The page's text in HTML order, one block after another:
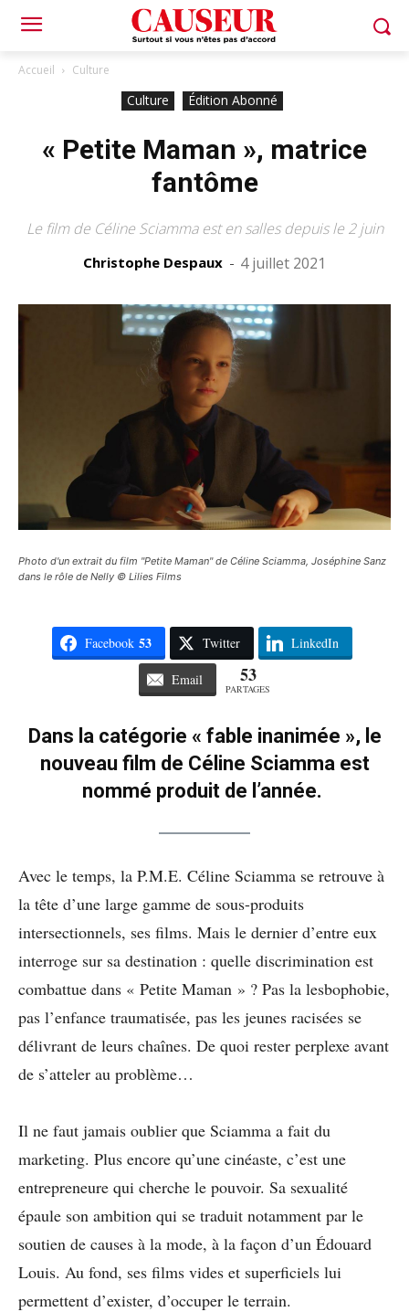
Accueil Culture
Culture Édition Abonné
« Petite Maman », matrice
fantôme
Le film de Céline Sciamma est en salles depuis le 2 juin
Christophe Despaux - 4 juillet 2021
Photo d'un extrait du film "Petite Maman" de Céline Sciamma, Joséphine Sanz
dans le rôle de Nelly © Lilies Films
Facebook 53 Twitter LinkedIn
Email 53
PARTAGES
Dans la catégorie « fable inanimée », le
nouveau film de Céline Sciamma est
nommé produit de l’année.
Avec le temps, la P.M.E. Céline Sciamma se retrouve à
la tête d’une large gamme de sous-produits
intersectionnels, ses films. Mais le dernier d’entre eux
interroge sur sa destination : quelle discrimination est
combattue dans « Petite Maman » ? Pas la lesbophobie,
pas l’enfance traumatisée, pas les jeunes racisées se
délivrant de leurs chaînes. De quoi rester perplexe avant
de s’atteler au problème…
Il ne faut jamais oublier que Sciamma a fait du
marketing. Plus encore qu’une cinéaste, c’est une
entrepreneure qui cherche le pouvoir. Sa sexualité
épaule son ambition qui se traduit notamment par le
soutien de causes à la mode, à la façon d’un Édouard
Louis. Au fond, ses films vides et superficiels lui
permettent d’exister, d’occuper le terrain.